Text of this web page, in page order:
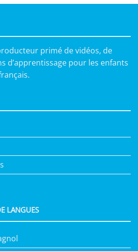
primé de vidéos, de
d’apprentissage pour les enfants
LANGUES